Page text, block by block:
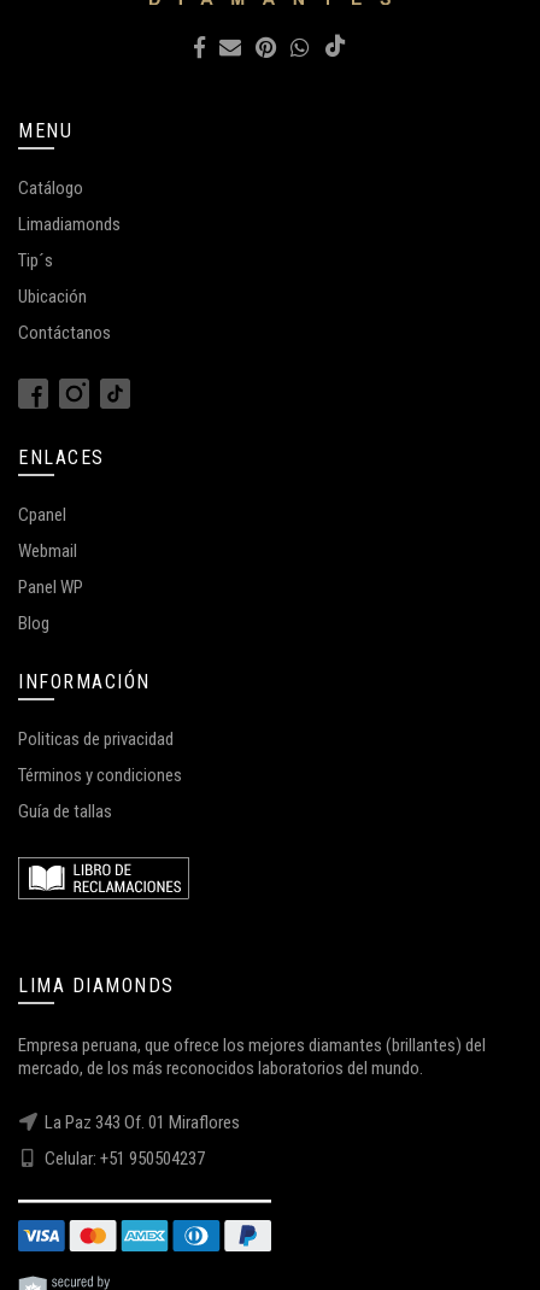
MENU
Catálogo
Limadiamonds
Tip´s
Ubicación
Contáctanos
ENLACES
Cpanel
Webmail
Panel WP
Blog
INFORMACIÓN
Politicas de privacidad
Términos y condiciones
Guía de tallas
LIMA DIAMONDS
Empresa peruana, que ofrece los mejores diamantes (brillantes) del
mercado, de los más reconocidos laboratorios del mundo.
La Paz 343 Of. 01 Miraflores
Celular: +51 950504237